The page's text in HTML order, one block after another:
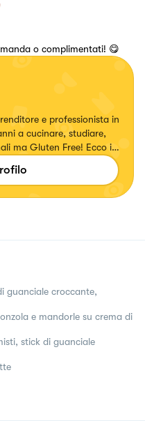
o complimentati! 😋
e professionista in
a cucinare, studiare,
ma Gluten Free! Ecco in
Free!
guanciale croccante,
e mandorle su crema di
stick di guanciale